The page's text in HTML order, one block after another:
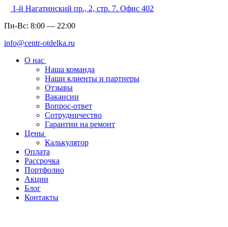
1-й Нагатинский пр., 2, стр. 7. Офис 402
Пн-Вс: 8:00 — 22:00
info@centr-otdelka.ru
О нас
Наша команда
Наши клиенты и партнеры
Отзывы
Вакансии
Вопрос-ответ
Сотрудничество
Гарантии на ремонт
Цены
Калькулятор
Оплата
Рассрочка
Портфолио
Акции
Блог
Контакты